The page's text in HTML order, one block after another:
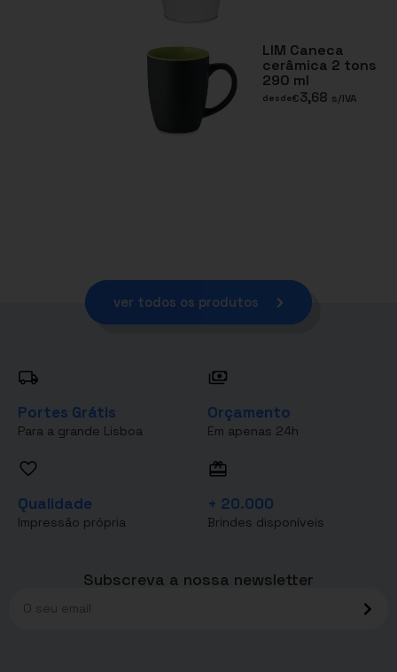
LIM Caneca
cerâmica 2 tons
290 ml
desde€3,68 s/IVA
ver todos os produtos
Portes Grátis
Para a grande Lisboa
Orçamento
Em apenas 24h
Qualidade
Impressão própria
+ 20.000
Brindes disponíveis
Subscreva a nossa newsletter